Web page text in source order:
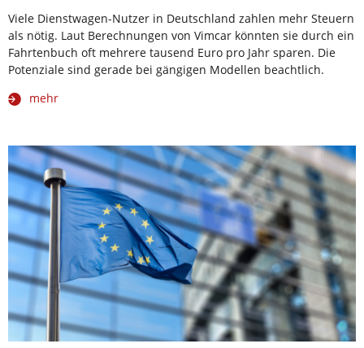
Viele Dienstwagen-Nutzer in Deutschland zahlen mehr Steuern
als nötig. Laut Berechnungen von Vimcar könnten sie durch ein
Fahrtenbuch oft mehrere tausend Euro pro Jahr sparen. Die
Potenziale sind gerade bei gängigen Modellen beachtlich.
mehr